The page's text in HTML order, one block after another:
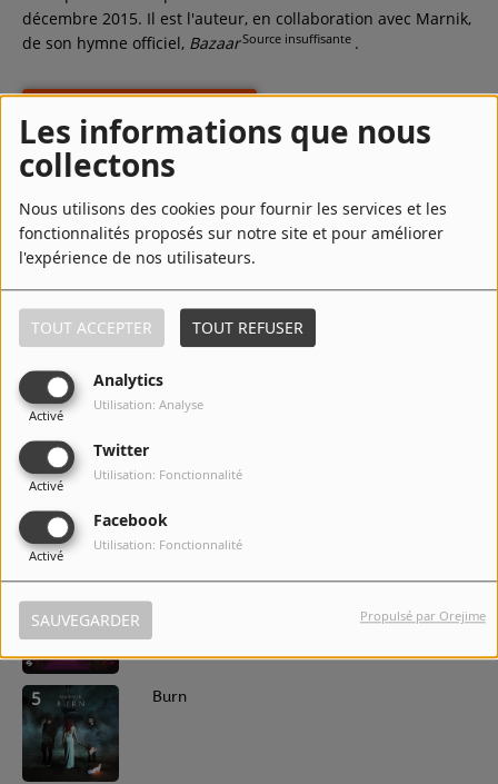
Les informations que nous
collectons
Nous utilisons des cookies pour fournir les services et les
fonctionnalités proposés sur notre site et pour améliorer
l'expérience de nos utilisateurs.
TOUT ACCEPTER TOUT REFUSER
Analytics
Activé
Utilisation: Analyse
Twitter
Activé
Utilisation: Fonctionnalité
Facebook
Activé
Utilisation: Fonctionnalité
SAUVEGARDER Propulsé par Orejime
décembre 2015. Il est l'auteur, en collaboration avec Marnik,
de son hymne officiel, BazaarSource insuffisante .
Top Titres
1 Boyz In Paris (with VINAI)
2 Up & Down
3 Butterfly
Alone (feat. Anjulie & Jeffrey Jey)
5 Burn